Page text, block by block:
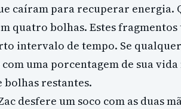
caíram para recuperar energia.
quatro bolhas. Estes
intervalo de tempo. Se
uma porcentagem de sua
bolhas restantes.
desfere um soco com as duas